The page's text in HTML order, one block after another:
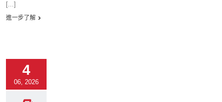
[...]
進一步了解
4
06, 2026